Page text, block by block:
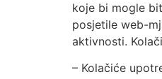
koje bi mogle
posjetile web-
aktivnosti.
– Kolačiće